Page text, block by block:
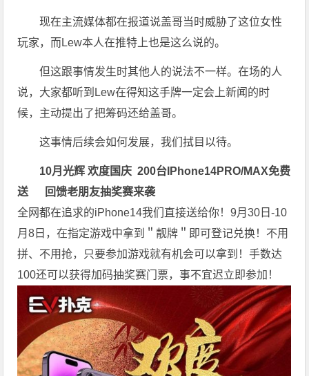
现在主流媒体都在报道说盖哥当时威胁了这位女性
玩家，而Lew本人在推特上也是这么说的。
但这跟事情发生时其他人的说法不一样。在场的人
说，大家都听到Lew在得知这手牌一定会上新闻的时
候，主动提出了把筹码还给盖哥。
这事情后续会如何发展，我们拭目以待。
10月光辉 欢度国庆200台 IPhone14PRO/MAX免费
送 回馈老朋友抽奖赛来袭
全网都在追求的iPhone14我们直接送给你！9月30日-10
月8日，在指定游戏中拿到＂靓牌＂即可登记兑换！不用
拼、不用抢，只要参加游戏就有机会可以拿到！手数达
100还可以获得加码抽奖赛门票，事不宜迟立即参加！